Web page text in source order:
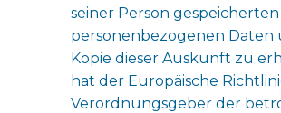
seiner Person gespeicherten
personenbezogenen Daten
Kopie dieser Auskunft zu
hat der Europäische
Verordnungsgeber der